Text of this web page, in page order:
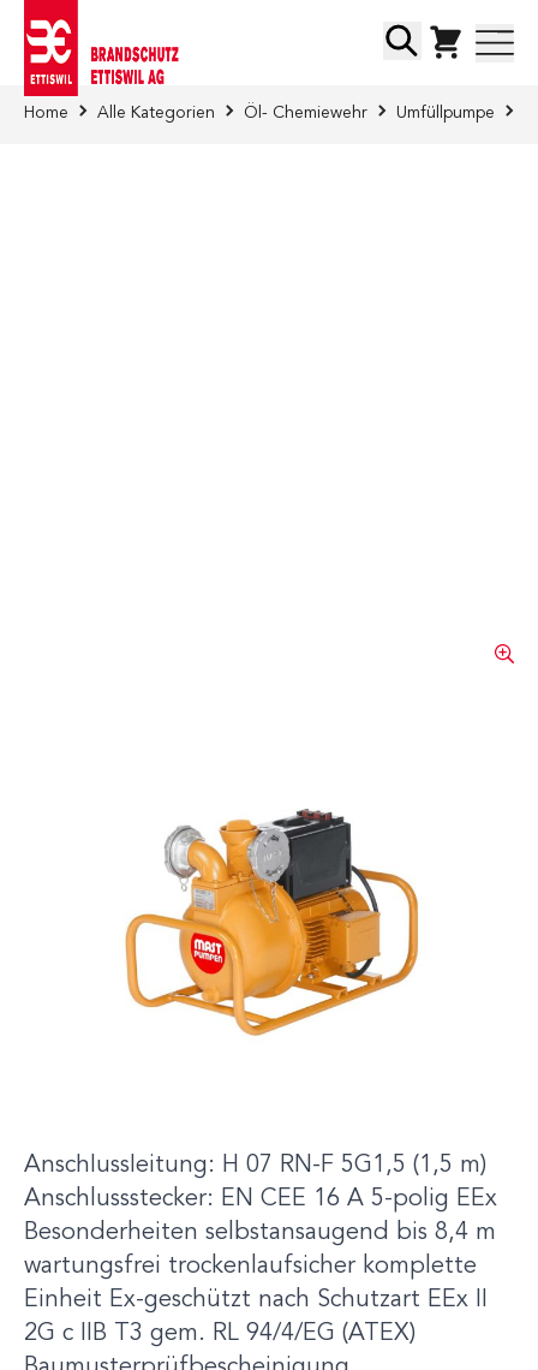
Suche
Home Alle Kategorien Öl- Chemiewehr Umfüllpumpe
Einsatzbereich In explosionsgefährdeten
Bereichen der Zone 1 und 2 für
Mineralölprodukte und nichtaggressive
Flüssigkeiten. Technische Daten Motor: 3
~400 V Drehstrom Leistung P1: 2,3 kW
Nennstrom: 3,7 A Gewicht: 36 kg
Anschlussleitung: H 07 RN-F 5G1,5 (1,5 m)
Anschlussstecker: EN CEE 16 A 5-polig EEx
Besonderheiten selbstansaugend bis 8,4 m
wartungsfrei trockenlaufsicher komplette
Einheit Ex-geschützt nach Schutzart EEx II
2G c IIB T3 gem. RL 94/4/EG (ATEX)